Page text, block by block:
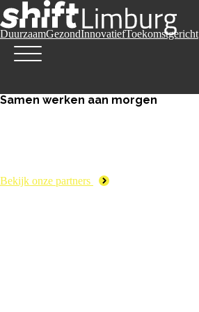
DuurzaamGezondInnovatiefToekomstgericht
Samen werken aan morgen
Bekijk onze partners